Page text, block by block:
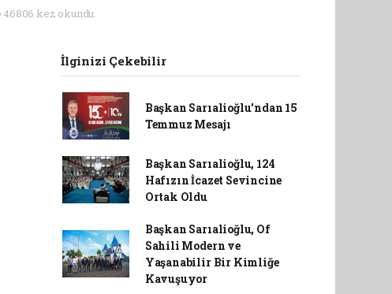
46806 kez okundu.
İlginizi Çekebilir
Başkan Sarıalioğlu'ndan 15
Temmuz Mesajı
Başkan Sarıalioğlu, 124
Hafızın İcazet Sevincine
Ortak Oldu
Başkan Sarıalioğlu, Of
Sahili Modern ve
Yaşanabilir Bir Kimliğe
Kavuşuyor